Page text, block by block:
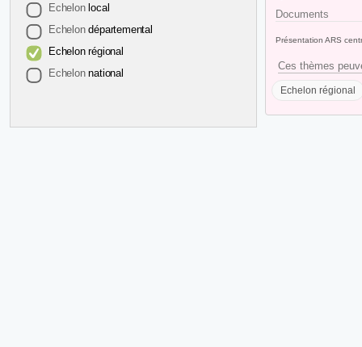
Echelonlocal
Echelondépartemental
Echelon régional
Echelonnational
Documents
Présentation ARS
Ces thèmes
Echelon régional